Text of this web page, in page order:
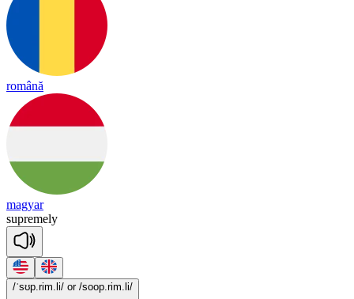
română
magyar
supremely
/ˈsʊp.rim.li/ or /soop.rim.li/